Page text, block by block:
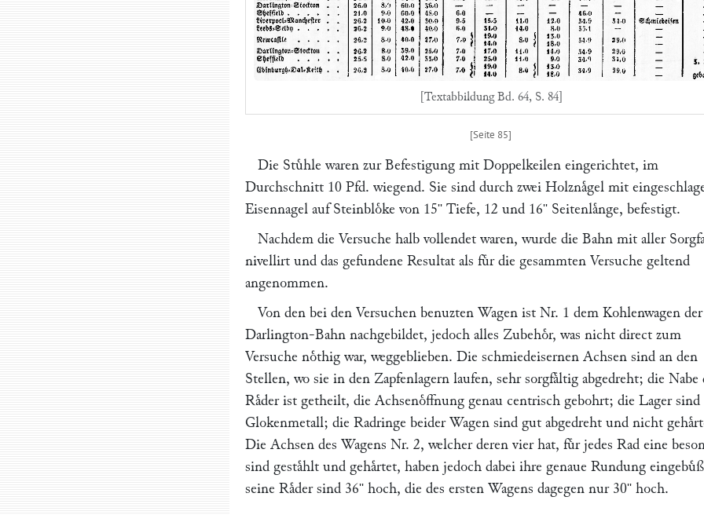
[Textabbildung Bd. 64, S. 84]
Die Stuͤhle waren zur Befestigung mit Doppelkeilen eingerichtet, im
Durchschnitt 10 Pfd. wiegend. Sie sind durch zwei Holznaͤgel mit
Eisennagel auf Steinbloͤke von 15'' Tiefe, 12 und 16'' Seitenlaͤnge, befestigt.
Nachdem die Versuche halb vollendet waren, wurde die Bahn mit aller
nivellirt und das gefundene Resultat als fuͤr die gesammten Versuche geltend
angenommen.
Von den bei den Versuchen benuzten Wagen ist Nr. 1 dem Kohlenwagen der
Darlington-Bahn nachgebildet, jedoch alles Zubehoͤr, was nicht direct zum
Versuche noͤthig war, weggeblieben. Die schmiedeisernen Achsen sind an den
Stellen, wo sie in den Zapfenlagern laufen, sehr sorgfaͤltig abgedreht; die Nabe
Raͤder ist getheilt, die Achsenoͤffnung genau centrisch gebohrt; die Lager sind
Glokenmetall; die Radringe beider Wagen sind gut abgedreht und nicht
Die Achsen des Wagens Nr. 2, welcher deren vier hat, fuͤr jedes Rad eine
sind gestaͤhlt und gehaͤrtet, haben jedoch dabei ihre genaue Rundung
seine Raͤder sind 36'' hoch, die des ersten Wagens dagegen nur 30'' hoch.